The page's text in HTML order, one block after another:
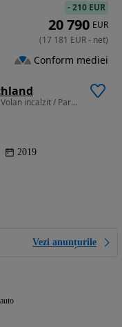
1987 cm3 • 180 CP • LED / Scaune incalzite / Volan incalzit / Parbriz incalzit / Senzori
2019
Vezi anunțurile
-210 EUR
20 790 EUR
(17 181 EUR- net)
Conform mediei